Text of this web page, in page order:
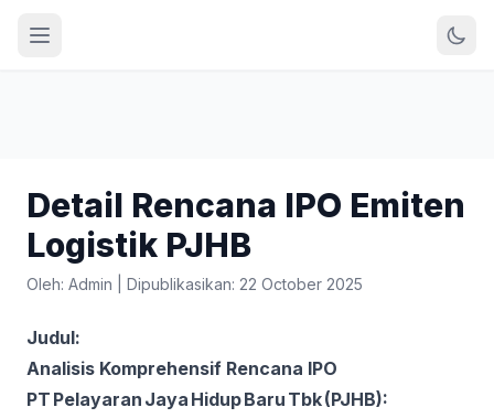
Detail Rencana IPO Emiten
Logistik PJHB
Oleh: Admin Dipublikasikan: 22 October 2025
Judul:
Analisis Komprehensif Rencana IPO
PT Pelayaran Jaya Hidup Baru Tbk (PJHB):